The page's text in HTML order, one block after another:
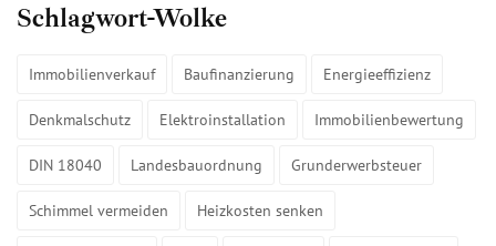
Schlagwort-Wolke
Immobilienverkauf Baufinanzierung Energieeffizienz
Denkmalschutz Elektroinstallation Immobilienbewertung
DIN 18040 Landesbauordnung Grunderwerbsteuer
Schimmel vermeiden Heizkosten senken